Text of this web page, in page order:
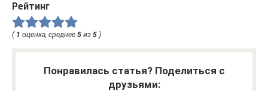
Рейтинг
( 1 оценка, среднее 5 из 5 )
Понравилась статья? Поделиться с
друзьями: